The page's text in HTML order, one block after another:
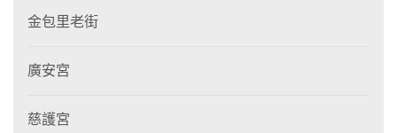
金包里老街
廣安宮
慈護宮